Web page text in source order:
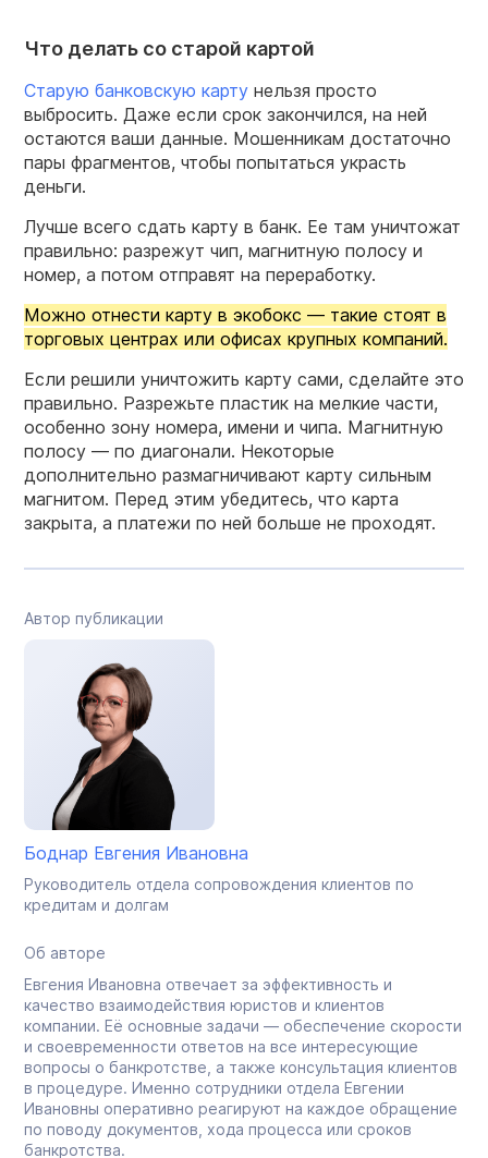
Что делать со старой картой
Старую банковскую карту нельзя просто
выбросить. Даже если срок закончился, на ней
остаются ваши данные. Мошенникам достаточно
пары фрагментов, чтобы попытаться украсть
деньги.
Лучше всего сдать карту в банк. Ее там уничтожат
правильно: разрежут чип, магнитную полосу и
номер, а потом отправят на переработку.
Можно отнести карту в экобокс — такие стоят в
торговых центрах или офисах крупных компаний.
Если решили уничтожить карту сами, сделайте это
правильно. Разрежьте пластик на мелкие части,
особенно зону номера, имени и чипа. Магнитную
полосу — по диагонали. Некоторые
дополнительно размагничивают карту сильным
магнитом. Перед этим убедитесь, что карта
закрыта, а платежи по ней больше не проходят.
Автор публикации
Боднар Евгения Ивановна
Руководитель отдела сопровождения клиентов по
кредитам и долгам
Об авторе
Евгения Ивановна отвечает за эффективность и
качество взаимодействия юристов и клиентов
компании. Её основные задачи — обеспечение скорости
и своевременности ответов на все интересующие
вопросы о банкротстве, а также консультация клиентов
в процедуре. Именно сотрудники отдела Евгении
Ивановны оперативно реагируют на каждое обращение
по поводу документов, хода процесса или сроков
банкротства.